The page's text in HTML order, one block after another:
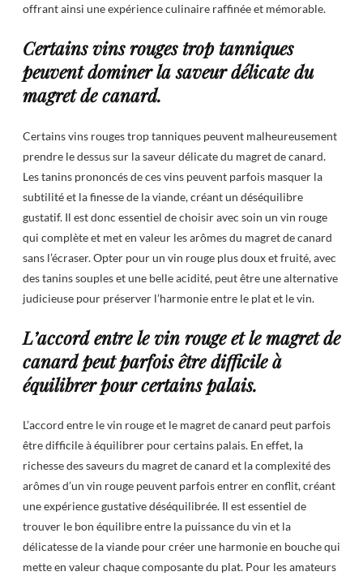
offrant ainsi une expérience culinaire raffinée et mémorable.
Certains vins rouges trop tanniques
peuvent dominer la saveur délicate du
magret de canard.
Certains vins rouges trop tanniques peuvent malheureusement
prendre le dessus sur la saveur délicate du magret de canard.
Les tanins prononcés de ces vins peuvent parfois masquer la
subtilité et la finesse de la viande, créant un déséquilibre
gustatif. Il est donc essentiel de choisir avec soin un vin rouge
qui complète et met en valeur les arômes du magret de canard
sans l’écraser. Opter pour un vin rouge plus doux et fruité, avec
des tanins souples et une belle acidité, peut être une alternative
judicieuse pour préserver l’harmonie entre le plat et le vin.
L’accord entre le vin rouge et le magret de
canard peut parfois être difficile à
équilibrer pour certains palais.
L’accord entre le vin rouge et le magret de canard peut parfois
être difficile à équilibrer pour certains palais. En effet, la
richesse des saveurs du magret de canard et la complexité des
arômes d’un vin rouge peuvent parfois entrer en conflit, créant
une expérience gustative déséquilibrée. Il est essentiel de
trouver le bon équilibre entre la puissance du vin et la
délicatesse de la viande pour créer une harmonie en bouche qui
mette en valeur chaque composante du plat. Pour les amateurs